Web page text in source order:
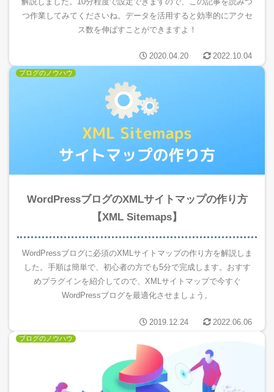
つ作業してみてくださいね。データを活用すると効率的にアクセ
ス数を伸ばすことができますよ！
2020.04.20 2022.10.04
ブログのノウハウ
WordPressブログのXMLサイトマップの作り方
【XML Sitemaps】
WordPressブログに必須のXMLサイトマップの作り方を解説しま
した。手順は簡単で、初心者の方でも5分で完成します。おすす
めプラグインを紹介してので、XMLサイトマップで今すぐ
WordPressブログを最適化させましょう。
2019.12.24 2022.06.06
ブログのノウハウ